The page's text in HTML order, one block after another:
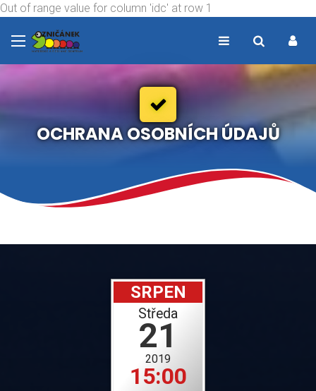
Out of range value for column 'idc' at row 1
OCHRANA OSOBNÍCH ÚDAJŮ
Středa
21
SRPEN
2019
15:00